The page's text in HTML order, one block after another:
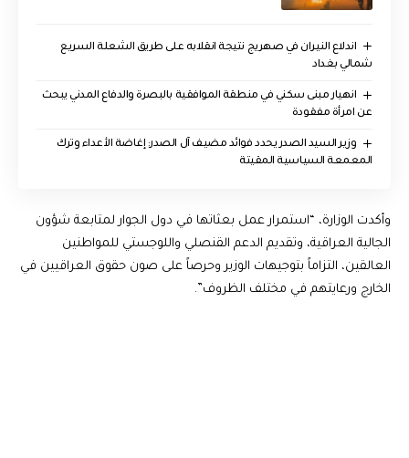
اندلاع النيران في صهريج نتيجة انقلابه على طريق الشعلة السريع
شمالي بغداد
انهيار مبنى سكني في منطقة الموافقية بالبصرة والدفاع المدني يبحث
عن امرأة مفقودة
وزير السيد الصدر يحدد فوائد مضيف آل الصدر: إغاضة الأعداء وترك
المعمعة السياسية المقيتة
وأكدت الوزارة، “استمرار عمل بعثاتها في دول الجوار لمتابعة شؤون
الجالية العراقية، وتقديم الدعم القنصلي واللوجستي للمواطنين
العالقين، التزاماً بتوجيهات الوزير وحرصاً على صون حقوق العراقيين في
الخارج ورعايتهم في مختلف الظروف”.